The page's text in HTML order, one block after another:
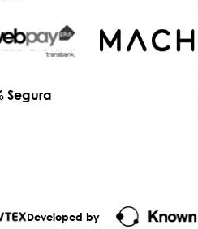
Segura
Developed by